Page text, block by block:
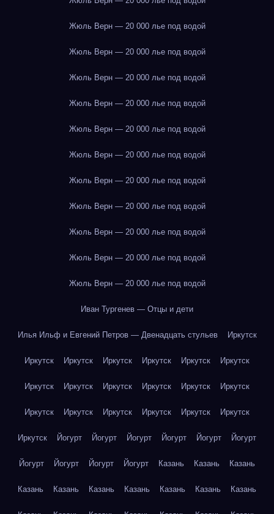
Жюль Верн — 20 000 лье под водой
Жюль Верн — 20 000 лье под водой
Жюль Верн — 20 000 лье под водой
Жюль Верн — 20 000 лье под водой
Жюль Верн — 20 000 лье под водой
Жюль Верн — 20 000 лье под водой
Жюль Верн — 20 000 лье под водой
Жюль Верн — 20 000 лье под водой
Жюль Верн — 20 000 лье под водой
Жюль Верн — 20 000 лье под водой
Жюль Верн — 20 000 лье под водой
Иван Тургенев — Отцы и дети
Илья Ильф и Евгений Петров — Двенадцать стульев Иркутск
Иркутск Иркутск Иркутск Иркутск Иркутск Иркутск
Иркутск Иркутск Иркутск Иркутск Иркутск Иркутск
Иркутск Иркутск Иркутск Иркутск Иркутск Иркутск
Иркутск Йогурт Йогурт Йогурт Йогурт Йогурт Йогурт
Йогурт Йогурт Йогурт Йогурт Казань Казань Казань
Казань Казань Казань Казань Казань Казань Казань